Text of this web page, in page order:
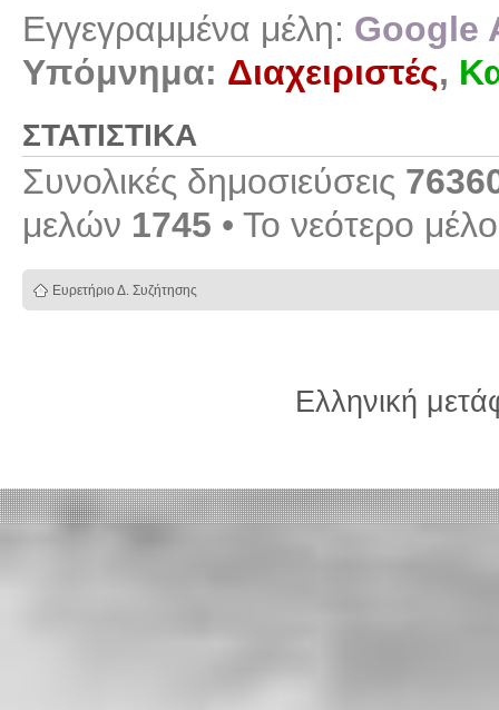
Εγγεγραμμένα μέλη: Google
Υπόμνημα: Διαχειριστές,
ΣΤΑΤΙΣΤΙΚΆ
Συνολικές δημοσιεύσεις
μελών 1745 • Το νεότερο
Ευρετήριο Δ. Συζήτησης
Ελληνική